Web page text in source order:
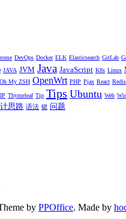
DevOps Docker ELK Elasticsearch GitLab
JAVA JVM Java JavaScript K8s Linux
Oh My ZSH OpenWrt PHP Pjax React Redis
Thymeleaf Tip Tips Ubuntu Web
思路 语法 锁 问题
by PPOffice. Made by